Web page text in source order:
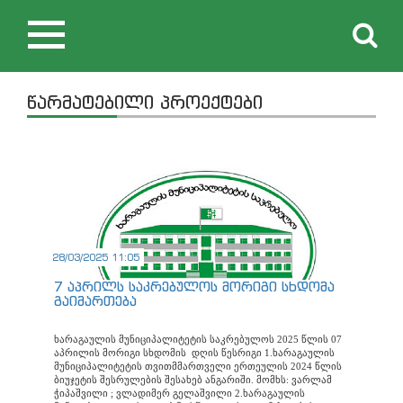
Toggle
navigation
წარმატებილი პროექტები
28/03/2025 11:05
7 აპრილს საკრებულოს მორიგი სხდომა
გაიმართება
ხარაგაულის მუნიციპალიტეტის საკრებულოს 2025 წლის 07
აპრილის მორიგი სხდომის დღის წესრიგი 1.ხარაგაულის
მუნიციპალიტეტის თვითმმართველი ერთეულის 2024 წლის
ბიუჯეტის შესრულების შესახებ ანგარიში. მომხს: ვარლამ
ჭიპაშვილი ; ვლადიმერ გელაშვილი 2.ხარაგაულის